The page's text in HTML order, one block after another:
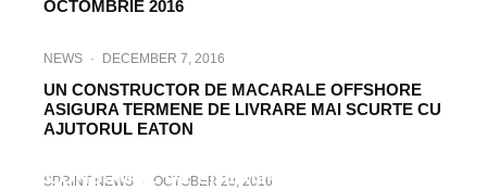
OCTOMBRIE 2016
NEWS · DECEMBER 7, 2016
UN CONSTRUCTOR DE MACARALE OFFSHORE
ASIGURA TERMENE DE LIVRARE MAI SCURTE CU
AJUTORUL EATON
CONSUMUL DE ENERGIE AL CENTRELOR
SPRINT NEWS OCTOBER 20, 2016